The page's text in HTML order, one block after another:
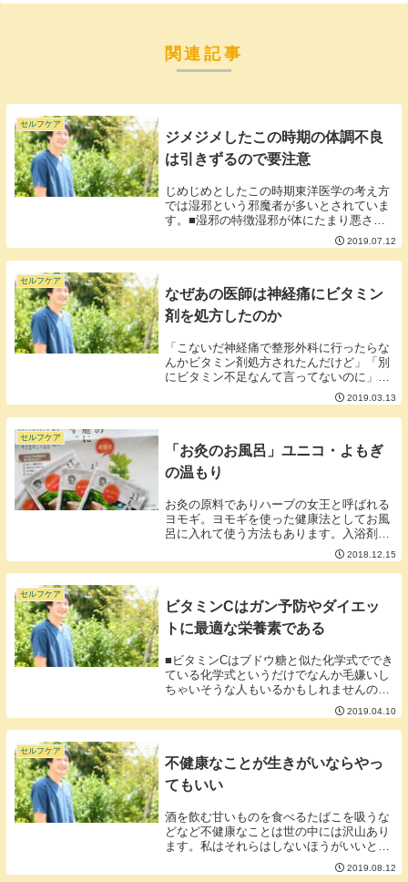
関連記事
セルフケア
ジメジメしたこの時期の体調不良
は引きずるので要注意
じめじめとしたこの時期東洋医学の考え方
では湿邪という邪魔者が多いとされていま
す。■湿邪の特徴湿邪が体にたまり悪さを
働くとなんだか重だるいような体調不良が
しつこく起こります。■湿邪を予防するた
めには湿邪が体にたまらないようにするた
2019.07.12
セルフケア
なぜあの医師は神経痛にビタミン
剤を処方したのか
「こないだ神経痛で整形外科に行ったらな
んかビタミン剤処方されたんだけど」「別
にビタミン不足なんて言ってないのに」と
いうお話を利用者さんから聞くことがあり
ます。▼よく処方されるビタミン製剤の名
前・メチコバール・ハイコバール■なぜビ
2019.03.13
セルフケア
「お灸のお風呂」ユニコ・よもぎ
の温もり
お灸の原料でありハーブの女王と呼ばれる
ヨモギ。ヨモギを使った健康法としてお風
呂に入れて使う方法もあります。入浴剤と
しても製造販売している業者もちらほらと
あるようです。▼今回ご紹介する入浴剤は
こちらユニコの「よもぎの温もり」鍼のメ
2018.12.15
セルフケア
ビタミンCはガン予防やダイエッ
トに最適な栄養素である
■ビタミンCはブドウ糖と似た化学式ででき
ている化学式というだけでなんか毛嫌いし
ちゃいそうな人もいるかもしれませんので
簡単にいうとブドウ糖とビタミンCはそっ
くりな形をしているということです。ブド
ウ糖はガン細胞の大好物なのですがビタミ
2019.04.10
セルフケア
不健康なことが生きがいならやっ
てもいい
酒を飲む甘いものを食べるたばこを吸うな
どなど不健康なことは世の中には沢山あり
ます。私はそれらはしないほうがいいと基
本的にブログに書いていますが必ずしも不
健康なことを禁止することがいいことでは
2019.08.12